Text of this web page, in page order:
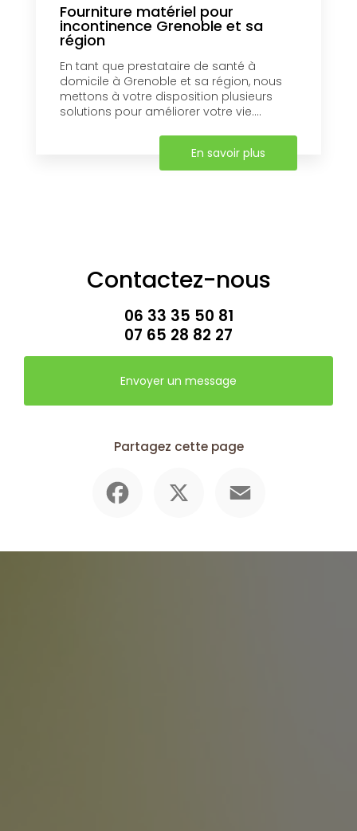
Fourniture matériel pour
incontinence Grenoble et sa
région
En tant que prestataire de santé à
domicile à Grenoble et sa région, nous
mettons à votre disposition plusieurs
solutions pour améliorer votre vie....
En savoir plus
Contactez-nous
06 33 35 50 81
07 65 28 82 27
Envoyer un message
Partagez cette page